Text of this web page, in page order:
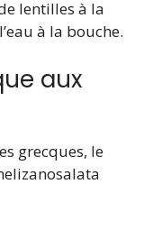
lentilles à la
à la bouche.
aux
grecques, le